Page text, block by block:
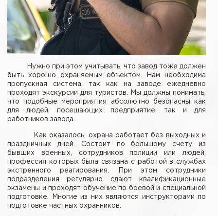
Нужно при этом учитывать, что завод тоже должен
быть хорошо охраняемым объектом. Нам необходима
пропускная система, так как на заводе ежедневно
проходят экскурсии для туристов. Мы должны понимать,
что подобные мероприятия абсолютно безопасны как
для людей, посещающих предприятие, так и для
работников завода.
Как оказалось, охрана работает без выходных и
праздничных дней. Состоит по большому счету из
бывших военных, сотрудников полиции или людей,
профессия которых была связана с работой в службах
экстренного реагирования. При этом сотрудники
подразделения регулярно сдают квалификационные
экзамены и проходят обучение по боевой и специальной
подготовке. Многие из них являются инструкторами по
подготовке частных охранников.